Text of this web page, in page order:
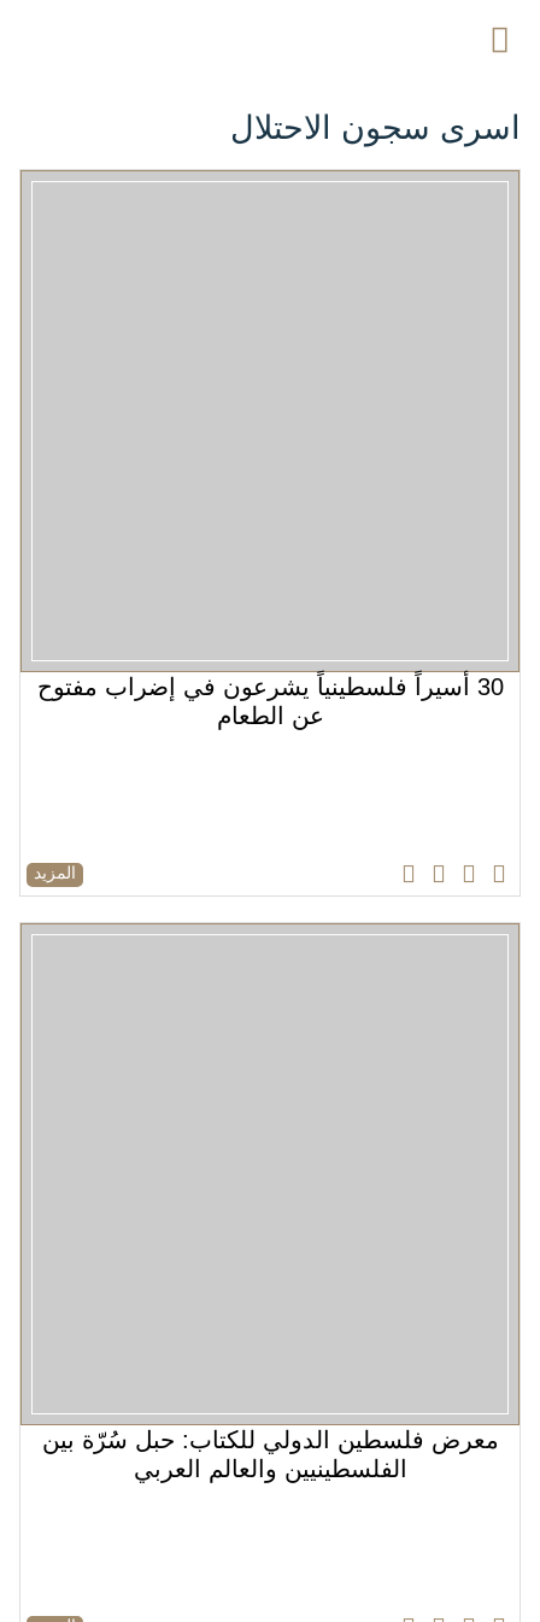
اسرى سجون الاحتلال
30 أسيراً فلسطينياً يشرعون في إضراب مفتوح
عن الطعام
المزيد
معرض فلسطين الدولي للكتاب: حبل سُرّة بين
الفلسطينيين والعالم العربي